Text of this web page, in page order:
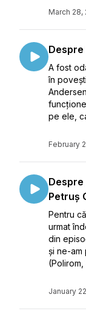
March 28,
Despre
A fost
în
pe ele,
February
Despre
Petruș
Pentru
urmat
din
și ne-am
(Polirom,
January